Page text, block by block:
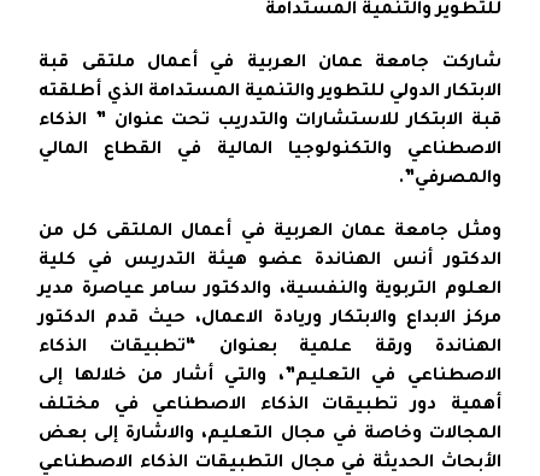
للتطوير والتنمية المستدامة
شاركت جامعة عمان العربية في أعمال ملتقى قبة
الابتكار الدولي للتطوير والتنمية المستدامة الذي أطلقته
قبة الابتكار للاستشارات والتدريب تحت عنوان ” الذكاء
الاصطناعي والتكنولوجيا المالية في القطاع المالي
والمصرفي”.
ومثل جامعة عمان العربية في أعمال الملتقى كل من
الدكتور أنس الهناندة عضو هيئة التدريس في كلية
العلوم التربوية والنفسية، والدكتور سامر عياصرة مدير
مركز الابداع والابتكار وريادة الاعمال، حيث قدم الدكتور
الهناندة ورقة علمية بعنوان “تطبيقات الذكاء
الاصطناعي في التعليم”، والتي أشار من خلالها إلى
أهمية دور تطبيقات الذكاء الاصطناعي في مختلف
المجالات وخاصة في مجال التعليم، والاشارة إلى بعض
الأبحاث الحديثة في مجال التطبيقات الذكاء الاصطناعي